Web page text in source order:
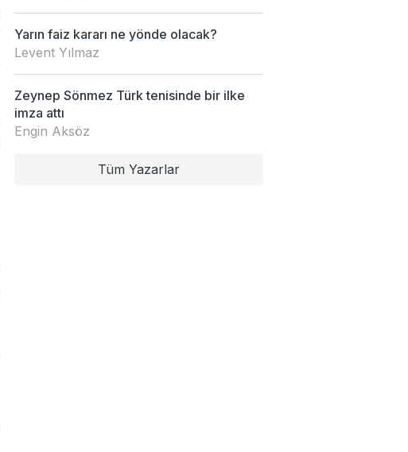
Yarın faiz kararı ne yönde olacak?
Levent Yılmaz
Zeynep Sönmez Türk tenisinde bir ilke
imza attı
Engin Aksöz
Tüm Yazarlar